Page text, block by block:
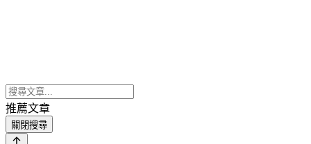
推薦文章
關閉搜尋